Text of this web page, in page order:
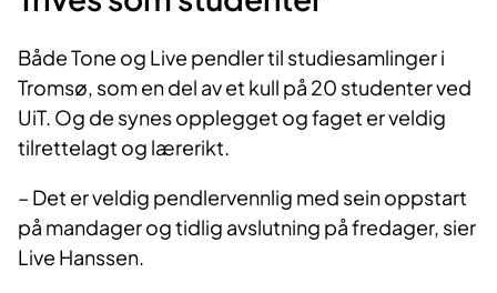
Både Tone og Live pendler til studiesamlinger i
Tromsø, som en del av et kull på 20 studenter ved
UiT. Og de synes opplegget og faget er veldig
tilrettelagt og lærerikt.
– Det er veldig pendlervennlig med sein oppstart
på mandager og tidlig avslutning på fredager, sier
Live Hanssen.